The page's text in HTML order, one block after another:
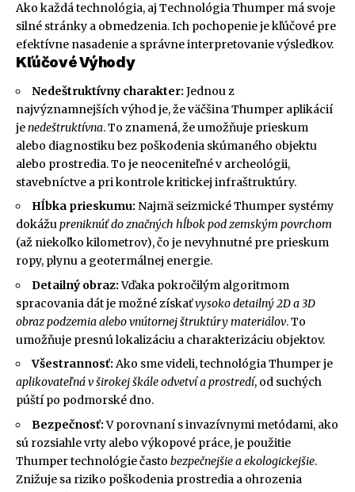
Ako každá technológia, aj Technológia Thumper má svoje
silné stránky a obmedzenia. Ich pochopenie je kľúčové pre
efektívne nasadenie a správne interpretovanie výsledkov.
Kľúčové Výhody
Nedeštruktívny charakter: Jednou z
najvýznamnejších výhod je, že väčšina Thumper aplikácií
jenedeštruktívna. To znamená, že umožňuje prieskum
alebo diagnostiku bez poškodenia skúmaného objektu
alebo prostredia. To je neoceniteľné v archeológii,
stavebníctve a pri kontrole kritickej infraštruktúry.
Hĺbka prieskumu: Najmä seizmické Thumper systémy
dokážupreniknúť do značných hĺbok pod zemským povrchom
(až niekoľko kilometrov), čo je nevyhnutné pre prieskum
ropy, plynu a geotermálnej energie.
Detailný obraz:Vďaka pokročilým algoritmom
spracovania dát je možné získaťvysoko detailný 2D a 3D
obraz podzemia alebo vnútornej štruktúry materiálov. To
umožňuje presnú lokalizáciu a charakterizáciu objektov.
Všestrannosť: Ako sme videli, technológia Thumper je
aplikovateľná v širokej škále odvetví a prostredí, od suchých
púští po podmorské dno.
Bezpečnosť:V porovnaní s invazívnymi metódami, ako
sú rozsiahle vrty alebo výkopové práce, je použitie
Thumper technológie často bezpečnejšie a ekologickejšie.
Znižuje sa riziko poškodenia prostredia a ohrozenia